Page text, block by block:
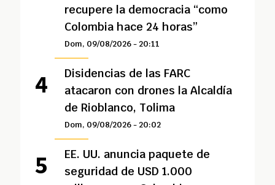
recupere la democracia “como
Colombia hace 24 horas”
Dom, 09/08/2026 - 20:11
Disidencias de las FARC
atacaron con drones la Alcaldía
de Rioblanco, Tolima
Dom, 09/08/2026 - 20:02
EE. UU. anuncia paquete de
seguridad de USD 1.000